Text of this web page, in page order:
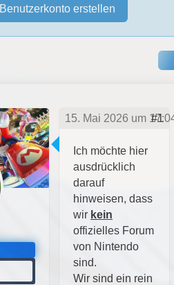
Benutzerkonto erstellen
15. Mai 2026 um #1
Ich möchte hier
ausdrücklich
darauf
hinweisen, dass
wir kein
offizielles Forum
von Nintendo
sind.
Wir sind ein rein